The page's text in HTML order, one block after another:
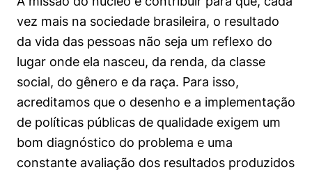
vez mais na sociedade brasileira, o resultado
da vida das pessoas não seja um reflexo do
lugar onde ela nasceu, da renda, da classe
social, do gênero e da raça. Para isso,
acreditamos que o desenho e a implementação
de políticas públicas de qualidade exigem um
bom diagnóstico do problema e uma
constante avaliação dos resultados produzidos